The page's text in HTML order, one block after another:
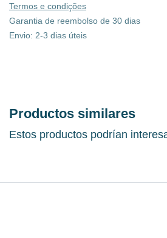
Termos e condições
Garantia de reembolso de 30 dias
Envio: 2-3 dias úteis
Productos similares
Estos productos podrían